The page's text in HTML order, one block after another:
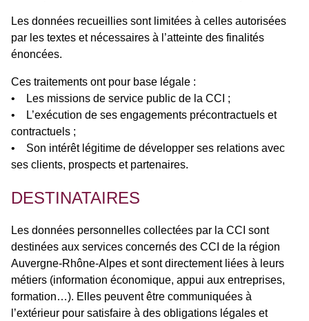
Les données recueillies sont limitées à celles autorisées
par les textes et nécessaires à l’atteinte des finalités
énoncées.
Ces traitements ont pour base légale :
• Les missions de service public de la CCI ;
• L’exécution de ses engagements précontractuels et
contractuels ;
• Son intérêt légitime de développer ses relations avec
ses clients, prospects et partenaires.
DESTINATAIRES
Les données personnelles collectées par la CCI sont
destinées aux services concernés des CCI de la région
Auvergne-Rhône-Alpes et sont directement liées à leurs
métiers (information économique, appui aux entreprises,
formation…). Elles peuvent être communiquées à
l’extérieur pour satisfaire à des obligations légales et